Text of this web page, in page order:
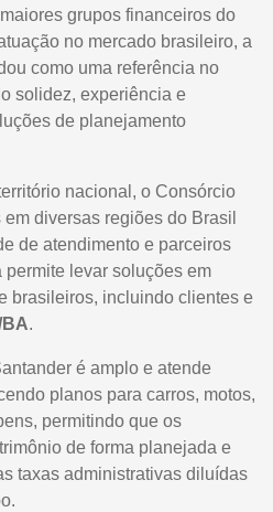
grupos financeiros do
no mercado brasileiro, a
como uma referência no
solidez, experiência e
de planejamento
nacional, o Consórcio
diversas regiões do Brasil
de atendimento e parceiros
levar soluções em
brasileiros, incluindo clientes e
BA.
é amplo e atende
planos para carros, motos,
permitindo que os
de forma planejada e
taxas administrativas diluídas